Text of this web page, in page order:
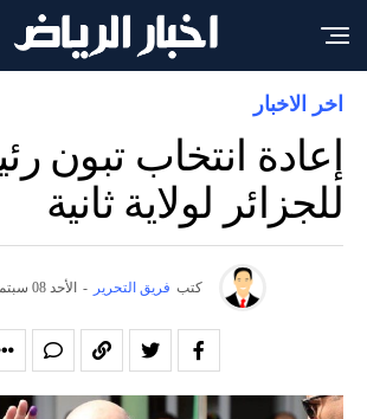
اخر الاخبار
إعادة انتخاب تبون
للجزائر لولاية ثانية
كتب فريق التحرير - الأحد 08 سبتمبر 10:30 م